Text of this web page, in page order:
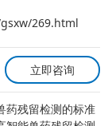
269.html
立即咨询
药残留检测的标准